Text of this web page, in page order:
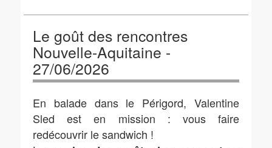
Le goût des rencontres
Nouvelle-Aquitaine -
27/06/2026
En balade dans le Périgord, Valentine
Sled est en mission : vous faire
redécouvrir le sandwich !